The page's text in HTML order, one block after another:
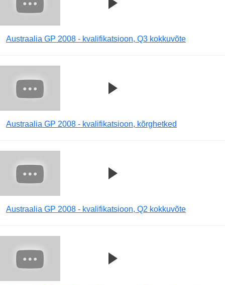
Austraalia GP 2008 - kvalifikatsioon, Q3 kokkuvõte
Austraalia GP 2008 - kvalifikatsioon, kõrghetked
Austraalia GP 2008 - kvalifikatsioon, Q2 kokkuvõte